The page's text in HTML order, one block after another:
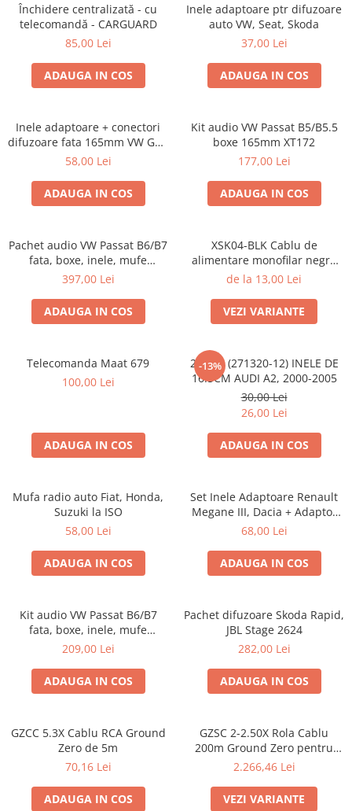
Închidere centralizată - cu
telecomandă - CARGUARD
85,00 Lei
ADAUGA IN COS
Inele adaptoare ptr difuzoare
auto VW, Seat, Skoda
37,00 Lei
ADAUGA IN COS
Inele adaptoare + conectori
difuzoare fata 165mm VW Golf
V, VI
58,00 Lei
ADAUGA IN COS
Kit audio VW Passat B5/B5.5
boxe 165mm XT172
177,00 Lei
ADAUGA IN COS
Pachet audio VW Passat B6/B7
fata, boxe, inele, mufe
adaptoare JBL STAGE2 604C
397,00 Lei
ADAUGA IN COS
XSK04-BLK Cablu de
alimentare monofilar negru
Ampire de 4mm2 (11AWG),
de la 13,00 Lei
VEZI VARIANTE
Telecomanda Maat 679
100,00 Lei
ADAUGA IN COS
-13%
20.450 (271320-12) INELE DE
16.5CM AUDI A2, 2000-2005
30,00 Lei
26,00 Lei
ADAUGA IN COS
Mufa radio auto Fiat, Honda,
Suzuki la ISO
58,00 Lei
ADAUGA IN COS
Set Inele Adaptoare Renault
Megane III, Dacia + Adaptor
conector difuzor
68,00 Lei
ADAUGA IN COS
Kit audio VW Passat B6/B7
fata, boxe, inele, mufe
adaptoare Excalibur X172
209,00 Lei
ADAUGA IN COS
Pachet difuzoare Skoda Rapid,
JBL Stage 2624
282,00 Lei
ADAUGA IN COS
GZCC 5.3X Cablu RCA Ground
Zero de 5m
70,16 Lei
ADAUGA IN COS
GZSC 2-2.50X Rola Cablu
200m Ground Zero pentru
difuzoare, 2x2,5 mm²
2.266,46 Lei
VEZI VARIANTE